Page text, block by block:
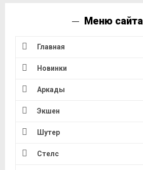
Меню сайта
Главная
Новинки
Аркады
Экшен
Шутер
Стелс